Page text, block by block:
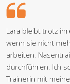
Lara bleibt trotz
wenn sie nicht
arbeiten.
durchführen. Ich
Trainerin mit